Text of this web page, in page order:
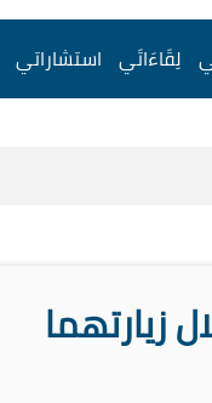
لِقَاءَاتَي استشاراتي